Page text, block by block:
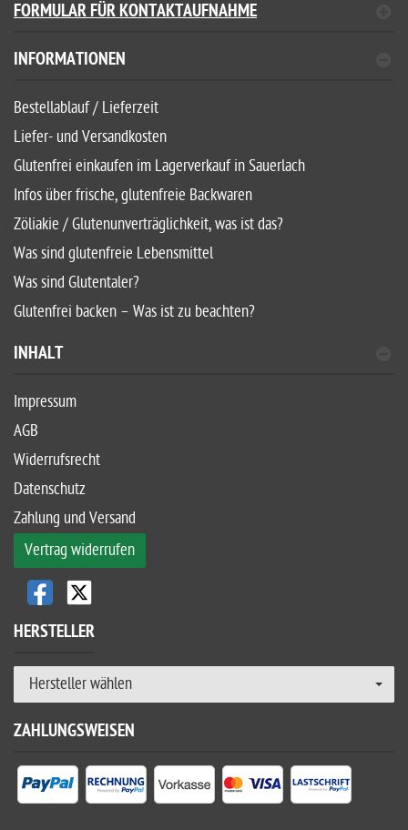
FORMULAR FÜR KONTAKTAUFNAHME
INFORMATIONEN
Bestellablauf / Lieferzeit
Liefer- und Versandkosten
Glutenfrei einkaufen im Lagerverkauf in Sauerlach
Infos über frische, glutenfreie Backwaren
Zöliakie / Glutenunverträglichkeit, was ist das?
Was sind glutenfreie Lebensmittel
Was sind Glutentaler?
Glutenfrei backen – Was ist zu beachten?
INHALT
Impressum
AGB
Widerrufsrecht
Datenschutz
Zahlung und Versand
Vertrag widerrufen
HERSTELLER
Hersteller wählen
ZAHLUNGSWEISEN